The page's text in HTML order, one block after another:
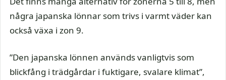
några japanska lönnar som trivs i varmt väder kan
också växa i zon 9.
”Den japanska lönnen används vanligtvis som
blickfång i trädgårdar i fuktigare, svalare klimat”,